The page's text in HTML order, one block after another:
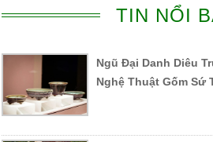
TIN NỔI
Ngũ Đại Danh Diêu
Nghệ Thuật Gốm Sứ